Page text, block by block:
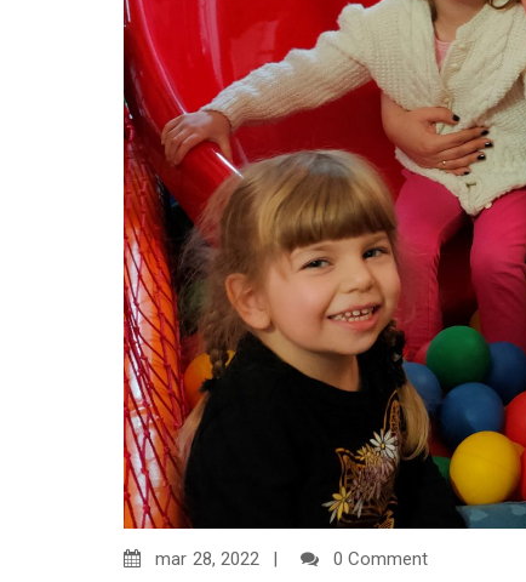
mar 28, 2022 0 Comment